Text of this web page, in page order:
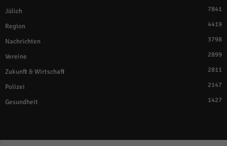
Jülich 7841
Region 4419
Nachrichten 3798
Vereine 2899
Zukunft & Wirtschaft 2811
Polizei 2147
Gesundheit 1427